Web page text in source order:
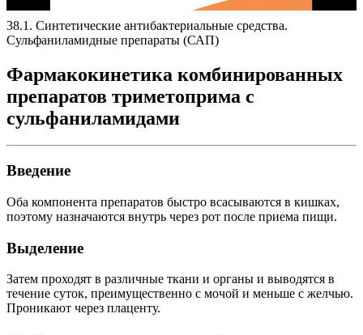
38.1. Синтетические антибактериальные средства.
Сульфаниламидные препараты (САП)
Фармакокинетика комбинированных
препаратов триметоприма с
сульфаниламидами
Введение
Оба компонента препаратов быстро всасываются в кишках,
поэтому назначаются внутрь через рот после приема пищи.
Выделение
Затем проходят в различные ткани и органы и выводятся в
течение суток, преимущественно с мочой и меньше с желчью.
Проникают через плаценту.